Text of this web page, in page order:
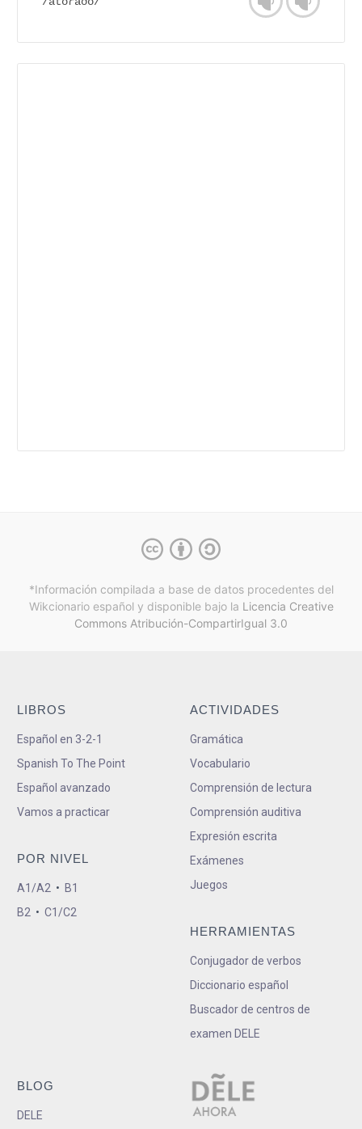
*Información compilada a base de datos procedentes del
Wikcionario español y disponible bajo la Licencia Creative
Commons Atribución-CompartirIgual 3.0
LIBROS
Español en 3-2-1
Spanish To The Point
Español avanzado
Vamos a practicar
POR NIVEL
A1/A2 • B1
B2 • C1/C2
ACTIVIDADES
Gramática
Vocabulario
Comprensión de lectura
Comprensión auditiva
Expresión escrita
Exámenes
Juegos
HERRAMIENTAS
Conjugador de verbos
Diccionario español
Buscador de centros de
examen DELE
BLOG
DELE